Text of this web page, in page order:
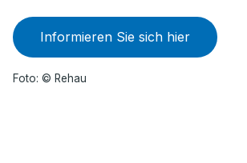
Informieren Sie sich hier
Foto: © Rehau